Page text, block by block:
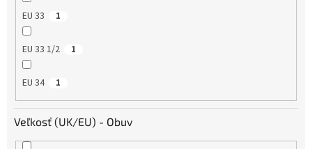
EU 33 1
EU 33 1/2 1
EU 34 1
Veľkosť (UK/EU) - Obuv